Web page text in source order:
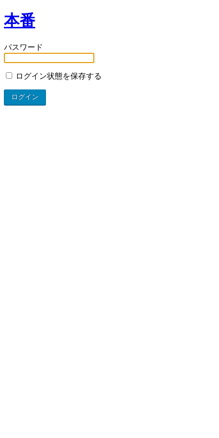
本番
パスワード
ログイン状態を保存する